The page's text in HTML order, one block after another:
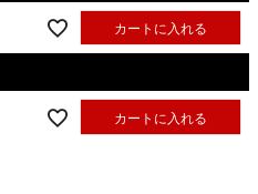
カートに入れる
カートに入れる